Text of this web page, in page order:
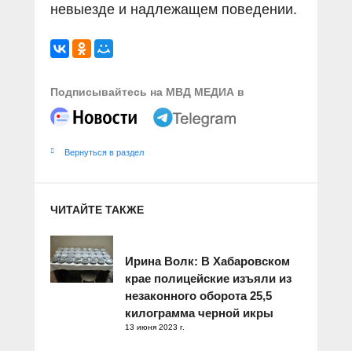
невыезде и надлежащем поведении.
Подписывайтесь на МВД МЕДИА в
Вернуться в раздел
ЧИТАЙТЕ ТАКЖЕ
Ирина Волк: В Хабаровском
крае полицейские изъяли из
незаконного оборота 25,5
килограмма черной икры
13 июня 2023 г.